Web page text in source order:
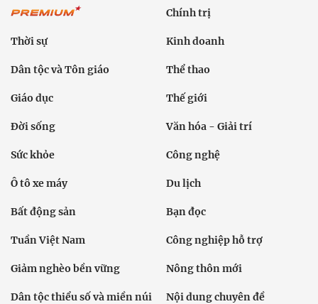
Chính trị
Thời sự Kinh doanh
Dân tộc và Tôn giáo Thể thao
Giáo dục Thế giới
Đời sống Văn hóa - Giải trí
Sức khỏe Công nghệ
Ô tô xe máy Du lịch
Bất động sản Bạn đọc
Tuần Việt Nam Công nghiệp hỗ trợ
Giảm nghèo bền vững Nông thôn mới
Dân tộc thiểu số và miền núi Nội dung chuyên đề